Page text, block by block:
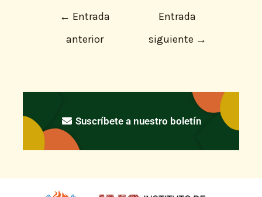
← Entrada
anterior
Entrada
siguiente →
Suscríbete a nuestro boletín